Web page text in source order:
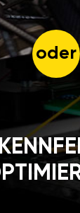
oder